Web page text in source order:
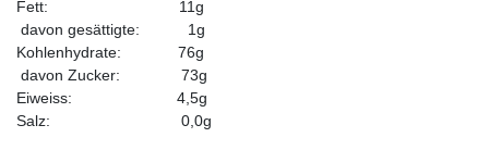
Fett: 11g
davon gesättigte: 1g
Kohlenhydrate: 76g
davon Zucker: 73g
Eiweiss: 4,5g
Salz: 0,0g